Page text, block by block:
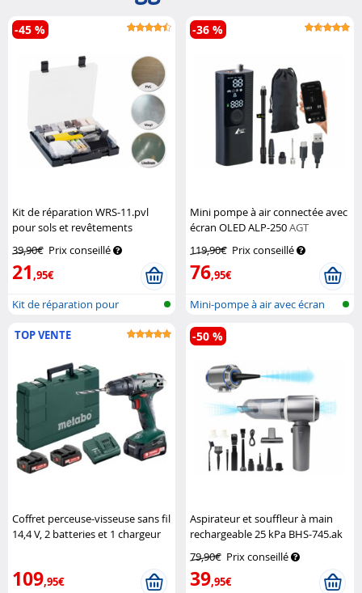
Kit de réparation WRS-11.pvl
pour sols et revêtements
39,90€ Prix conseillé
21,95€
-45 %
Kit de réparation pour
Mini pompe à air connectée avec
écran OLED ALP-250AGT
119,90€ Prix conseillé
76,95€
-36 %
Mini-pompe à air avec écran
OLED, b...
TOP VENTE
Coffret perceuse-visseuse sans fil
14,4 V, 2 batteries et 1 chargeur
109,95€
Aspirateur et souffleur à main
rechargeable 25 kPa BHS-745.ak
Sichler Haushaltsgeräte
79,90€ Prix conseillé
39,95€
-50 %